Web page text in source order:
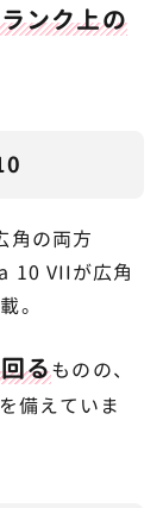
ンク上の
角の両方
10 VIIが広角
。
るものの、
備えていま